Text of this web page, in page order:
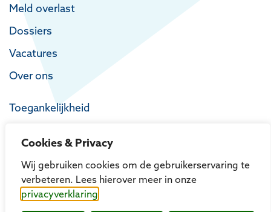
Cookies & Privacy
Wij gebruiken cookies om de gebruikerservaring te
verbeteren. Lees hierover meer in onze
privacyverklaring
Meld overlast
Dossiers
Vacatures
Over ons
Toegankelijkheid